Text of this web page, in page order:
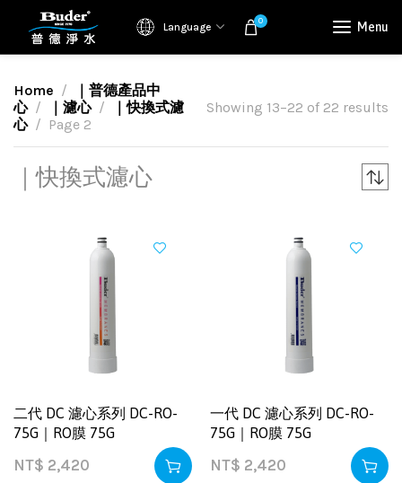
Language 0 Menu
Home
｜普德產品中
心
｜濾心
｜快換式濾
心
Page 2
Showing 13–22 of 22 results
｜快換式濾心
二代 DC 濾心系列 DC-RO-
75G｜RO膜 75G
NT$ 2,420
一代 DC 濾心系列 DC-RO-
75G｜RO膜 75G
NT$ 2,420